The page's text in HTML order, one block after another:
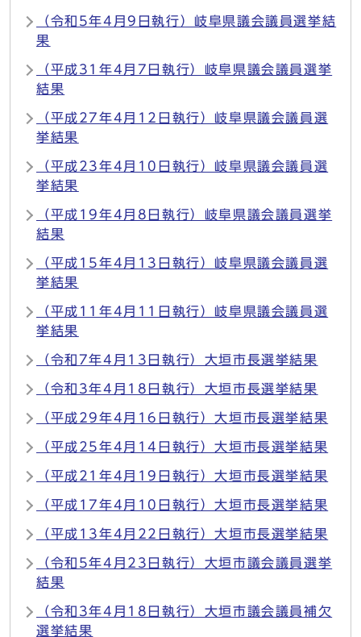
（令和5年4月9日執行）岐阜県議会議員選挙結
果
（平成31年4月7日執行）岐阜県議会議員選挙
結果
（平成27年4月12日執行）岐阜県議会議員選
挙結果
（平成23年4月10日執行）岐阜県議会議員選
挙結果
（平成19年4月8日執行）岐阜県議会議員選挙
結果
（平成15年4月13日執行）岐阜県議会議員選
挙結果
（平成11年4月11日執行）岐阜県議会議員選
挙結果
（令和7年4月13日執行）大垣市長選挙結果
（令和3年4月18日執行）大垣市長選挙結果
（平成29年4月16日執行）大垣市長選挙結果
（平成25年4月14日執行）大垣市長選挙結果
（平成21年4月19日執行）大垣市長選挙結果
（平成17年4月10日執行）大垣市長選挙結果
（平成13年4月22日執行）大垣市長選挙結果
（令和5年4月23日執行）大垣市議会議員選挙
結果
（令和3年4月18日執行）大垣市議会議員補欠
選挙結果